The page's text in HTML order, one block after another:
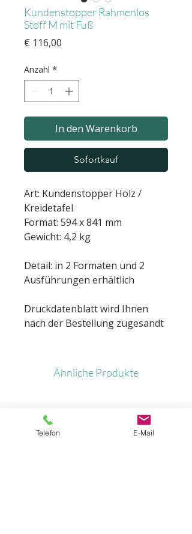
Kundenstopper Rahmenlos
Stoff M mit Fuß
€ 116,00
Anzahl *
In den Warenkorb
Sofortkauf
Art: Kundenstopper Holz /
Kreidetafel
Format: 594 x 841 mm
Gewicht: 4,2 kg
Detail: in 2 Formaten und 2
Ausführungen erhältlich
Druckdatenblatt wird Ihnen
nach der Bestellung zugesandt
Ähnliche Produkte
Telefon E-Mail